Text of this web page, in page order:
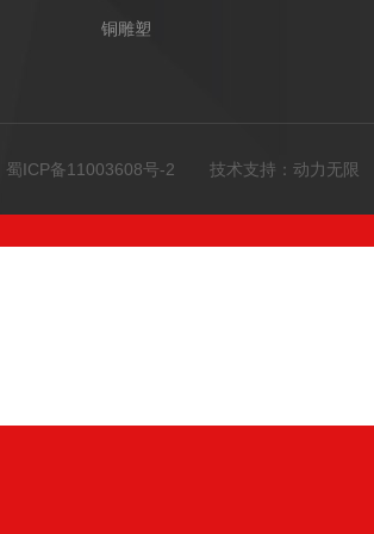
铜雕塑
蜀ICP备11003608号-2 技术支持： 动力无限